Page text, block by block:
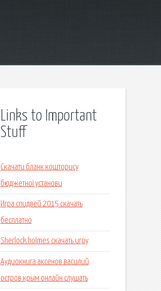
Links to Important
Stuff
Скачати бланк кошторису
бюджетної установи
Игра спидвей 2015 скачать
бесплатно
Sherlock holmes скачать игру
Аудиокнига аксенов василий
остров крым онлайн слушать